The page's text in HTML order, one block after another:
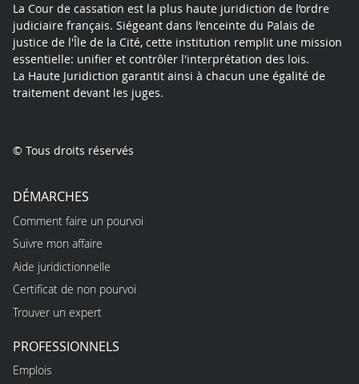
La Cour de cassation est la plus haute juridiction de l’ordre
judiciaire français. Siégeant dans l’enceinte du Palais de
justice de l'Île de la Cité, cette institution remplit une mission
essentielle: unifier et contrôler l'interprétation des lois.
La Haute Juridiction garantit ainsi à chacun une égalité de
traitement devant les juges.
© Tous droits réservés
DÉMARCHES
Comment faire un pourvoi
Suivre mon affaire
Aide juridictionnelle
Certificat de non pourvoi
Trouver un expert
PROFESSIONNELS
Emplois